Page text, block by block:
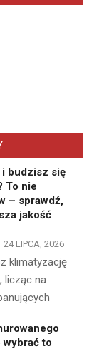
budzisz się
To nie
– sprawdź,
jakość
24 LIPCA, 2026
klimatyzację
licząc na
wybrać to